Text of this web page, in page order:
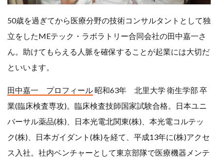
50歳を過ぎてから医療分野の技術コンサルタントとして独
立をしたMEテック・ラボラトリー合同会社の田中嘉一さ
ん。助けてもらえる人脈を確保することが起業には大切だ
といいます。
田中嘉一 プロフィール 昭和63年 北里大学 衛生学部 卒
業(臨床検査専攻)。臨床検査技師国家試験合格。日本ユニ
バーサル薬品(株)、日本光電北関東(株)、本光電コルテッ
ク(株)、日本ガイダント(株)を経て、平成13年に(株)アクセ
ス入社。社内ベンチャーとして東京部隊で医療機器メンテ
棚卸 生きがい
行政書士 講師
起業 起業事例
検索